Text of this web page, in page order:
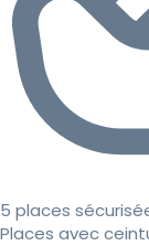
5 places
Places avec